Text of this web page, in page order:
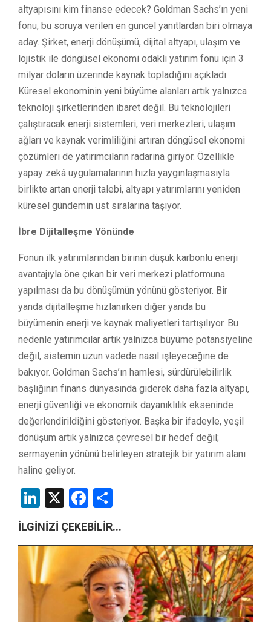
altyapısını kim finanse edecek? Goldman Sachs’ın yeni
fonu, bu soruya verilen en güncel yanıtlardan biri olmaya
aday. Şirket, enerji dönüşümü, dijital altyapı, ulaşım ve
lojistik ile döngüsel ekonomi odaklı yatırım fonu için 3
milyar doların üzerinde kaynak topladığını açıkladı.
Küresel ekonominin yeni büyüme alanları artık yalnızca
teknoloji şirketlerinden ibaret değil. Bu teknolojileri
çalıştıracak enerji sistemleri, veri merkezleri, ulaşım
ağları ve kaynak verimliliğini artıran döngüsel ekonomi
çözümleri de yatırımcıların radarına giriyor. Özellikle
yapay zekâ uygulamalarının hızla yaygınlaşmasıyla
birlikte artan enerji talebi, altyapı yatırımlarını yeniden
küresel gündemin üst sıralarına taşıyor.
İbre Dijitalleşme Yönünde
Fonun ilk yatırımlarından birinin düşük karbonlu enerji
avantajıyla öne çıkan bir veri merkezi platformuna
yapılması da bu dönüşümün yönünü gösteriyor. Bir
yanda dijitalleşme hızlanırken diğer yanda bu
büyümenin enerji ve kaynak maliyetleri tartışılıyor. Bu
nedenle yatırımcılar artık yalnızca büyüme potansiyeline
değil, sistemin uzun vadede nasıl işleyeceğine de
bakıyor. Goldman Sachs’ın hamlesi, sürdürülebilirlik
başlığının finans dünyasında giderek daha fazla altyapı,
enerji güvenliği ve ekonomik dayanıklılık ekseninde
değerlendirildiğini gösteriyor. Başka bir ifadeyle, yeşil
dönüşüm artık yalnızca çevresel bir hedef değil;
sermayenin yönünü belirleyen stratejik bir yatırım alanı
haline geliyor.
LinkedIn
X Facebook
İLGİNİZİ ÇEKEBİLİR...